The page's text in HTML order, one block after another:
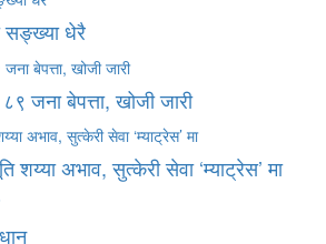
सङ्ख्या धेरै
जना बेपत्ता, खोजी जारी
शय्या अभाव, सुत्केरी सेवा ‘म्याट्रेस’ मा